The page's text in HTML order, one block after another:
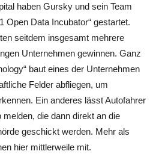
haben Gursky und sein Team
Open Data Incubator“ gestartet.
seitdem insgesamt mehrere
Unternehmen gewinnen. Ganz
baut eines der Unternehmen
Felder abfliegen, um
Ein anderes lässt Autofahrer
die dann direkt an die
geschickt werden. Mehr als
hier mittlerweile mit.